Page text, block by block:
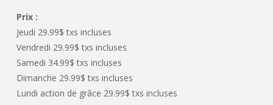
Prix :
Jeudi 29.99$ txs incluses
Vendredi 29.99$ txs incluses
Samedi 34.99$ txs incluses
Dimanche 29.99$ txs incluses
Lundi action de grâce 29.99$ txs incluses